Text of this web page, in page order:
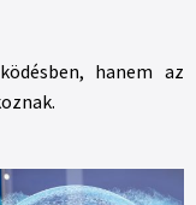
hanem az